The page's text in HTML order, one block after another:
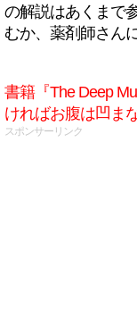
の解説はあくまで
むか、薬剤師さん
書籍『The Deep
ければお腹は凹ま
スポンサーリンク